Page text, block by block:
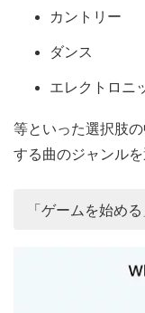
カントリー
ダンス
エレクトロニ
等といった選択肢
する曲のジャンルを
「ゲームを始め